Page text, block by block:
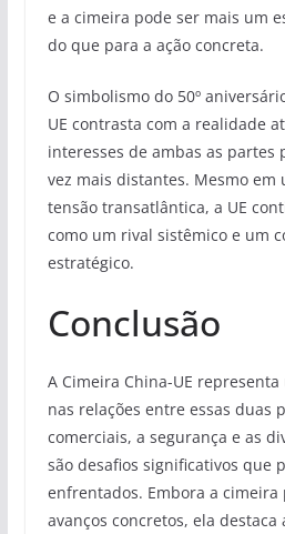
e a cimeira pode ser mais um
do que para a ação concreta.
O simbolismo do 50º
UE contrasta com a realidade
interesses de ambas as partes
vez mais distantes. Mesmo em
tensão transatlântica, a UE
como um rival sistêmico e um
estratégico.
Conclusão
A Cimeira China-UE
nas relações entre essas duas
comerciais, a segurança e as
são desafios significativos que
enfrentados. Embora a cimeira
avanços concretos, ela